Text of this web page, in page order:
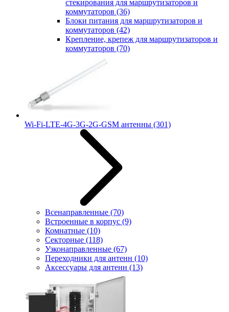
стекирования для маршрутизаторов и
коммутаторов (36)
Блоки питания для маршрутизаторов и
коммутаторов (42)
Крепление, крепеж для маршрутизаторов и
коммутаторов (70)
Wi-Fi-LTE-4G-3G-2G-GSM антенны (301)
Всенаправленные (70)
Встроенные в корпус (9)
Комнатные (10)
Секторные (118)
Узконаправленные (67)
Переходники для антенн (10)
Аксессуары для антенн (13)